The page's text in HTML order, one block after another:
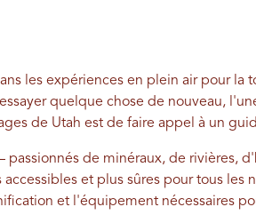
les expériences en plein air pour la
quelque chose de nouveau,
de Utah est de faire appel à un
passionnés de minéraux, de rivières,
et plus sûres pour tous les
et l'équipement nécessaires